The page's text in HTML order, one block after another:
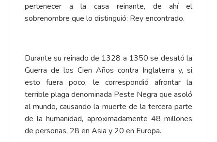
pertenecer a la casa reinante, de ahí el
sobrenombre que lo distinguió: Rey encontrado.
Durante su reinado de 1328 a 1350 se desató la
Guerra de los Cien Años contra Inglaterra y, si
esto fuera poco, le correspondió afrontar la
terrible plaga denominada Peste Negra que asoló
al mundo, causando la muerte de la tercera parte
de la humanidad, aproximadamente 48 millones
de personas, 28 en Asia y 20 en Europa.